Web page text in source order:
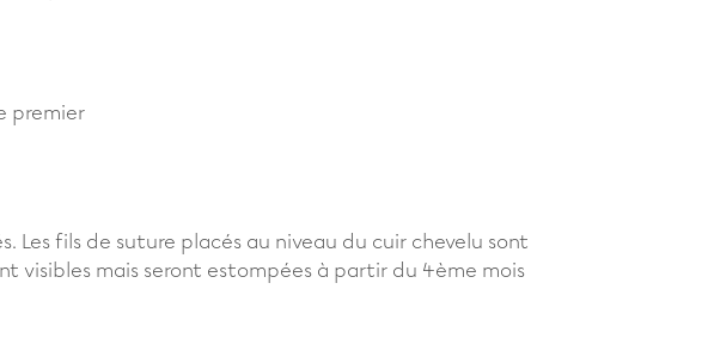
premier
Les fils de suture placés au niveau du cuir chevelu sont
visibles mais seront estompées à partir du 4ème mois